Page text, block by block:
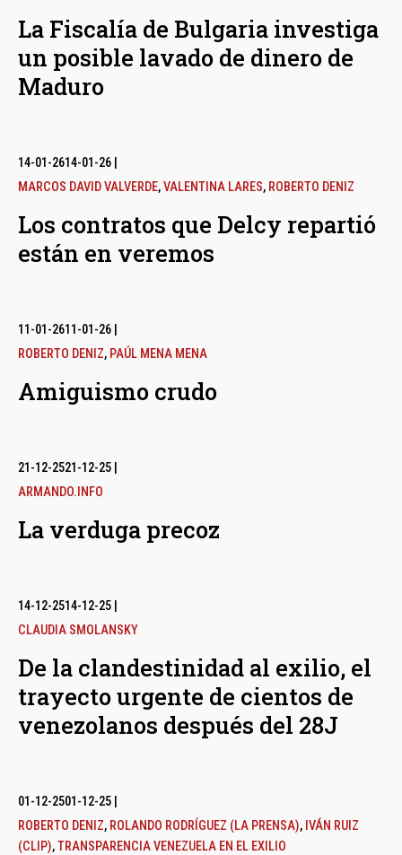
La Fiscalía de Bulgaria investiga
un posible lavado de dinero de
Maduro
14-01-2614-01-26
MARCOS DAVID VALVERDE,VALENTINA LARES, ROBERTO DENIZ
Los contratos que Delcy repartió
están en veremos
11-01-2611-01-26
ROBERTO DENIZ, PAÚL MENA MENA
Amiguismo crudo
21-12-2521-12-25
ARMANDO.INFO
La verduga precoz
14-12-2514-12-25
CLAUDIA SMOLANSKY
De la clandestinidad al exilio, el
trayecto urgente de cientos de
venezolanos después del 28J
01-12-2501-12-25
ROBERTO DENIZ, ROLANDO RODRÍGUEZ (LA PRENSA), IVÁN RUIZ
(CLIP),TRANSPARENCIA VENEZUELA EN EL EXILIO